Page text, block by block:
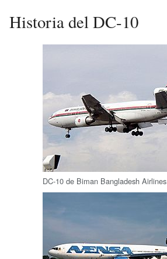
Historia del DC-10
DC-10 de Biman Bangladesh Airlines